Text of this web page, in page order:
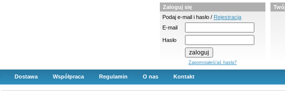
Zaloguj się
Podaj e-mail i hasło / Rejestracja
E-mail
Hasło
Zapomniałeś/aś hasła?
Dostawa Współpraca Regulamin O nas Kontakt